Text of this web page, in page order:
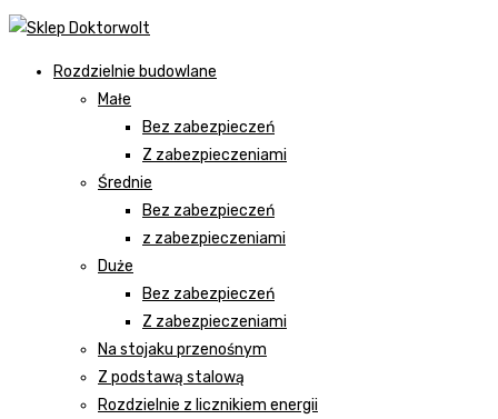
Rozdzielnie budowlane
Małe
Bez zabezpieczeń
Z zabezpieczeniami
Średnie
Bez zabezpieczeń
z zabezpieczeniami
Duże
Bez zabezpieczeń
Z zabezpieczeniami
Na stojaku przenośnym
Z podstawą stalową
Rozdzielnie z licznikiem energii